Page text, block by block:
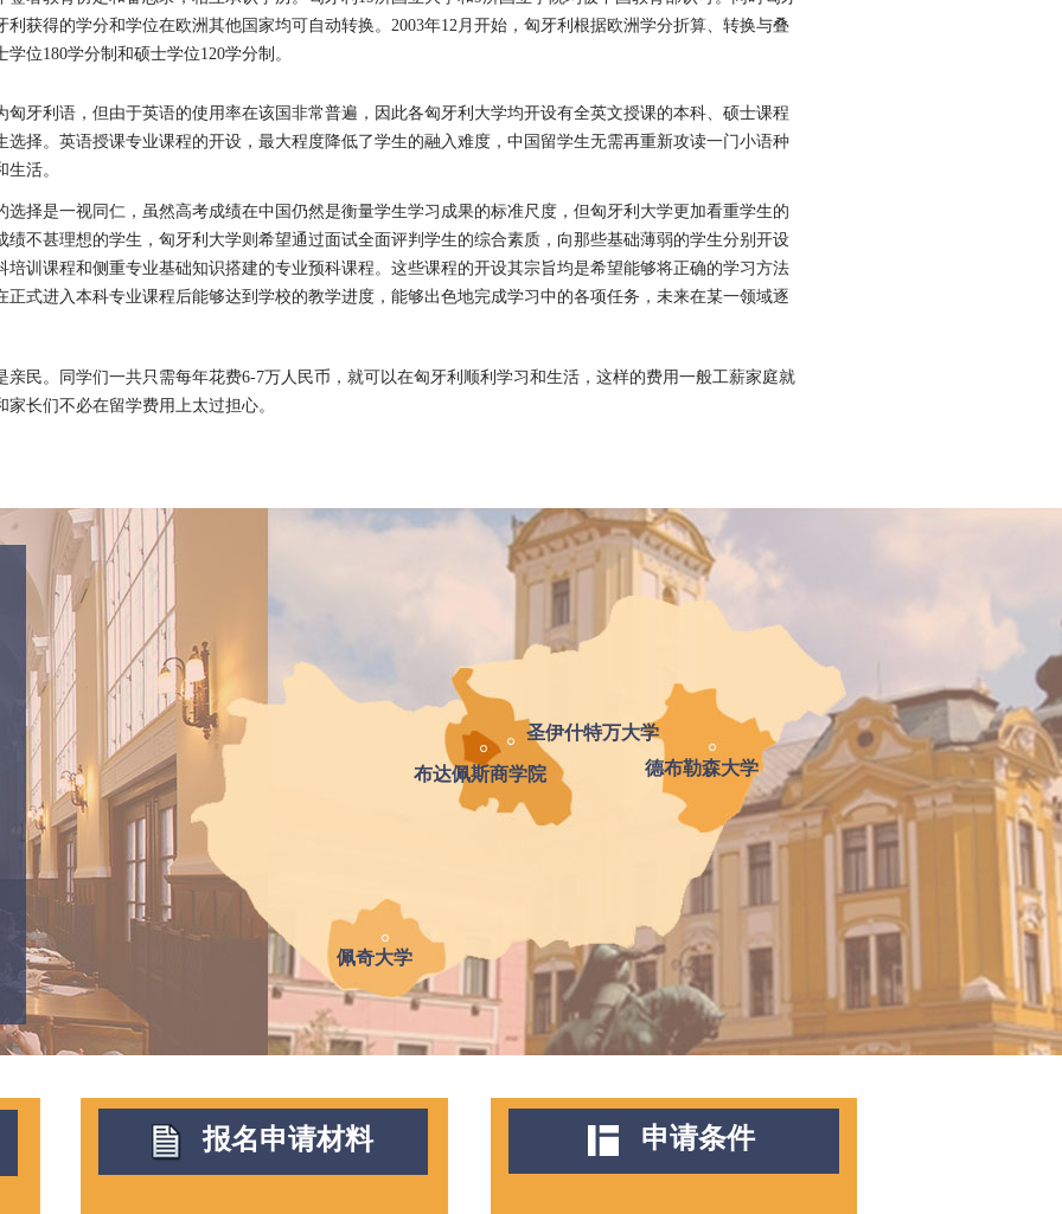
利获得的学分和学位在欧洲其他国家均可自动转换。2003年12月开始，匈牙利根据欧洲学分折算、转换与叠
位180学分制和硕士学位120学分制。
匈牙利语，但由于英语的使用率在该国非常普遍，因此各匈牙利大学均开设有全英文授课的本科、硕士课程
选择。英语授课专业课程的开设，最大程度降低了学生的融入难度，中国留学生无需再重新攻读一门小语种
活。
选择是一视同仁，虽然高考成绩在中国仍然是衡量学生学习成果的标准尺度，但匈牙利大学更加看重学生的
绩不甚理想的学生，匈牙利大学则希望通过面试全面评判学生的综合素质，向那些基础薄弱的学生分别开设
培训课程和侧重专业基础知识搭建的专业预科课程。这些课程的开设其宗旨均是希望能够将正确的学习方法
正式进入本科专业课程后能够达到学校的教学进度，能够出色地完成学习中的各项任务，未来在某一领域逐
亲民。同学们一共只需每年花费6-7万人民币，就可以在匈牙利顺利学习和生活，这样的费用一般工薪家庭就
长们不必在留学费用上太过担心。
德布勒森大学
佩奇大学
圣伊什特万大学
布达佩斯商学院
报名申请材料 申请条件